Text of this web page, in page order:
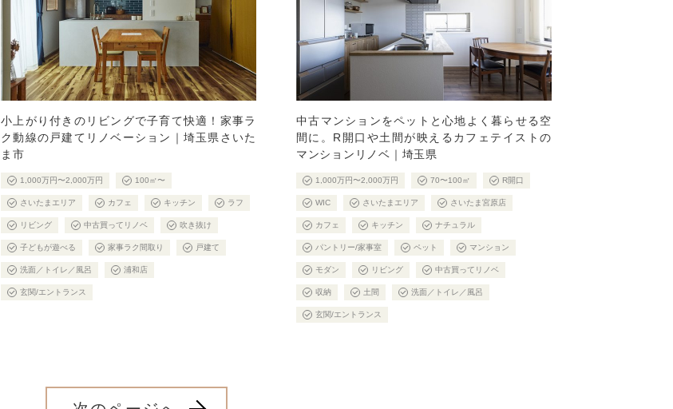
小上がり付きのリビングで子育て快適！家事ラ
ク動線の戸建てリノベーション｜埼玉県さいた
ま市
1,000万円〜2,000万円 100㎡〜
さいたまエリア カフェ キッチン ラフ
リビング 中古買ってリノベ 吹き抜け
子どもが遊べる 家事ラク間取り 戸建て
洗面／トイレ／風呂 浦和店
玄関/エントランス
中古マンションをペットと心地よく暮らせる空
間に。R開口や土間が映えるカフェテイストの
マンションリノベ｜埼玉県
1,000万円〜2,000万円 70〜100㎡ R開口
WIC さいたまエリア さいたま宮原店
カフェ キッチン ナチュラル
パントリー/家事室 ペット マンション
モダン リビング 中古買ってリノベ
収納 土間 洗面／トイレ／風呂
玄関/エントランス